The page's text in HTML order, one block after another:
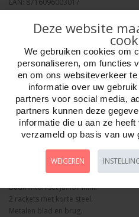
EAN: 8716096003017
Minimum afname: 1
Aantal
Omschrijving Foto hoge
Badminton Set Junior-Mini.
2 rackets met korte steel.
Metalen blad en brug.
Deze website
We gebruiken cookies om
personaliseren, om functies
en om ons websiteverkeer
informatie over uw
partners voor social media,
partners kunnen deze
informatie die u aan ze
verzameld op basis van uw
WEIGEREN